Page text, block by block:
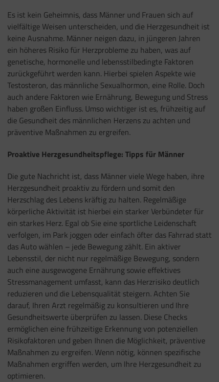
Es ist kein Geheimnis, dass Männer und Frauen sich auf
vielfältige Weisen unterscheiden, und die Herzgesundheit ist
keine Ausnahme. Männer neigen dazu, in jüngeren Jahren
ein höheres Risiko für Herzprobleme zu haben, was auf
genetische, hormonelle und lebensstilbedingte Faktoren
zurückgeführt werden kann. Hierbei spielen Aspekte wie
Testosteron, das männliche Sexualhormon, eine Rolle. Doch
auch andere Faktoren wie Ernährung, Bewegung und Stress
haben großen Einfluss. Umso wichtiger ist es, frühzeitig auf
die Gesundheit des männlichen Herzens zu achten und
präventive Maßnahmen zu ergreifen.
Proaktive Herzgesundheitspflege: Tipps für Männer
Die gute Nachricht ist, dass Männer viele Wege haben, ihre
Herzgesundheit proaktiv zu fördern und somit den
Herzschlag des Lebens kräftig zu halten. Regelmäßige
körperliche Aktivität ist hierbei ein starker Verbündeter für
ein starkes Herz. Egal ob Sie eine sportliche Leidenschaft
verfolgen, im Park joggen oder einfach öfter das Fahrrad statt
das Auto wählen – jede Bewegung zählt. Ein aktiver
Lebensstil, der nicht nur regelmäßige Bewegung, sondern
auch eine ausgewogene Ernährung sowie effektives
Stressmanagement umfasst, kann das Herzrisiko deutlich
reduzieren und die Lebensqualität steigern. Achten Sie
darauf, Ihren Arzt regelmäßig zu konsultieren und Ihre
Gesundheitswerte überprüfen zu lassen. Diese Checks
ermöglichen eine frühzeitige Erkennung von potenziellen
Risikofaktoren und geben Ihnen die Möglichkeit, präventive
Maßnahmen zu ergreifen. Wenn nötig, können spezifische
Maßnahmen ergriffen werden, um Ihre Herzgesundheit zu
optimieren.